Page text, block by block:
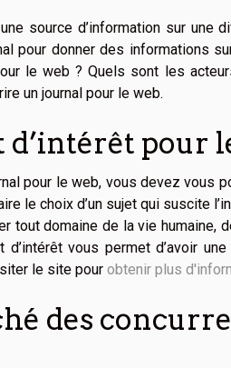
source d’information sur
pour donner des informations
le web ? Quels sont les
un journal pour le web.
pour
pour le web, vous devez vous
le choix d’un sujet qui suscite
tout domaine de la vie humaine,
d’intérêt vous permet d’avoir
le site pour obtenir plus
des